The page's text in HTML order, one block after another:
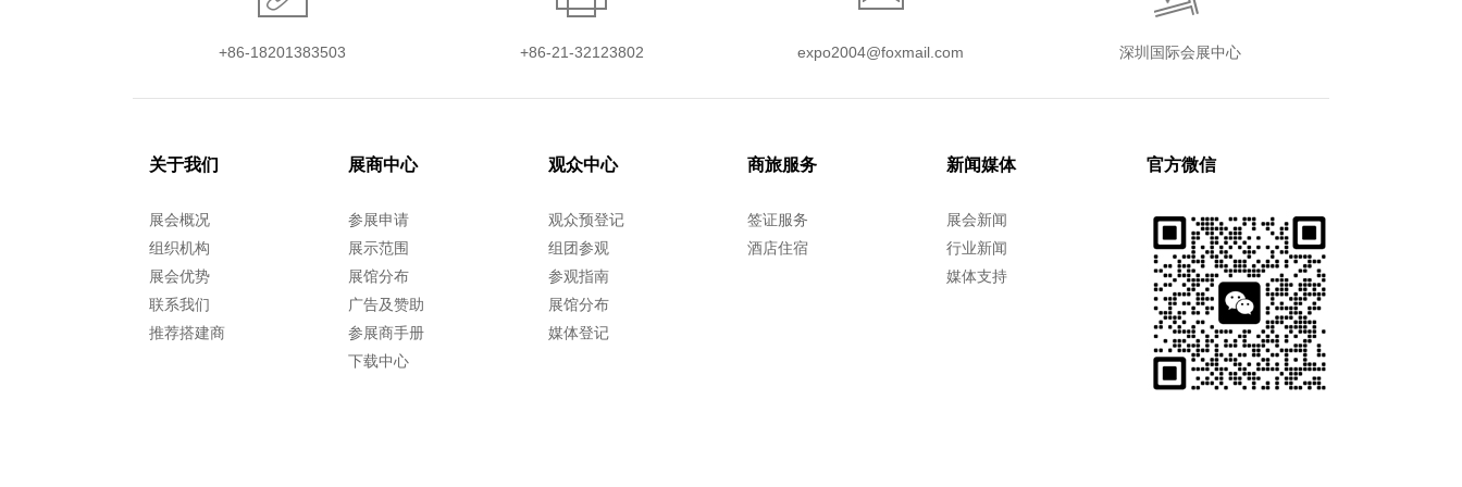
+86-18201383503 +86-21-32123802 expo2004@foxmail.com 深圳国际会展中心
关于我们
展会概况
组织机构
展会优势
联系我们
推荐搭建商
展商中心
参展申请
展示范围
展馆分布
广告及赞助
参展商手册
下载中心
观众中心
观众预登记
组团参观
参观指南
展馆分布
媒体登记
商旅服务
签证服务
酒店住宿
新闻媒体
展会新闻
行业新闻
媒体支持
官方微信